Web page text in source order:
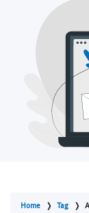
Home Tag